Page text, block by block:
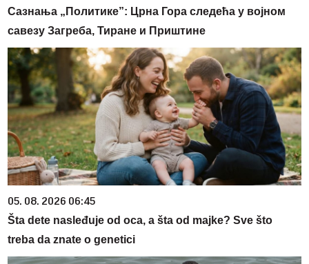
Сазнања „Политике”: Црна Гора следећа у војном
савезу Загреба, Тиране и Приштине
05. 08. 2026 06:45
Šta dete nasleđuje od oca, a šta od majke? Sve što
treba da znate o genetici